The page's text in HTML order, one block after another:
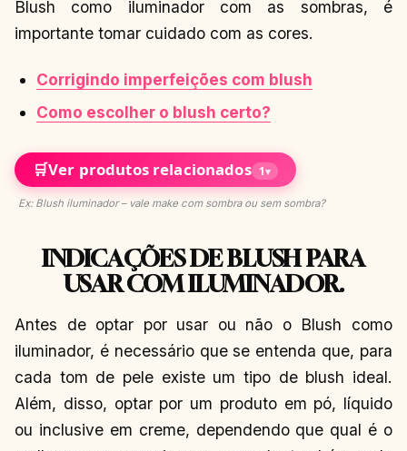
Blush como iluminador com as sombras, é
importante tomar cuidado com as cores.
Corrigindo imperfeições com blush
Como escolher o blush certo?
🛒Ver produtos relacionados 1▾
Ex: Blush iluminador – vale make com sombra ou sem sombra?
INDICAÇÕES DE BLUSH PARA
USAR COM ILUMINADOR.
Antes de optar por usar ou não o Blush como
iluminador, é necessário que se entenda que, para
cada tom de pele existe um tipo de blush ideal.
Além, disso, optar por um produto em pó, líquido
ou inclusive em creme, dependendo que qual é o